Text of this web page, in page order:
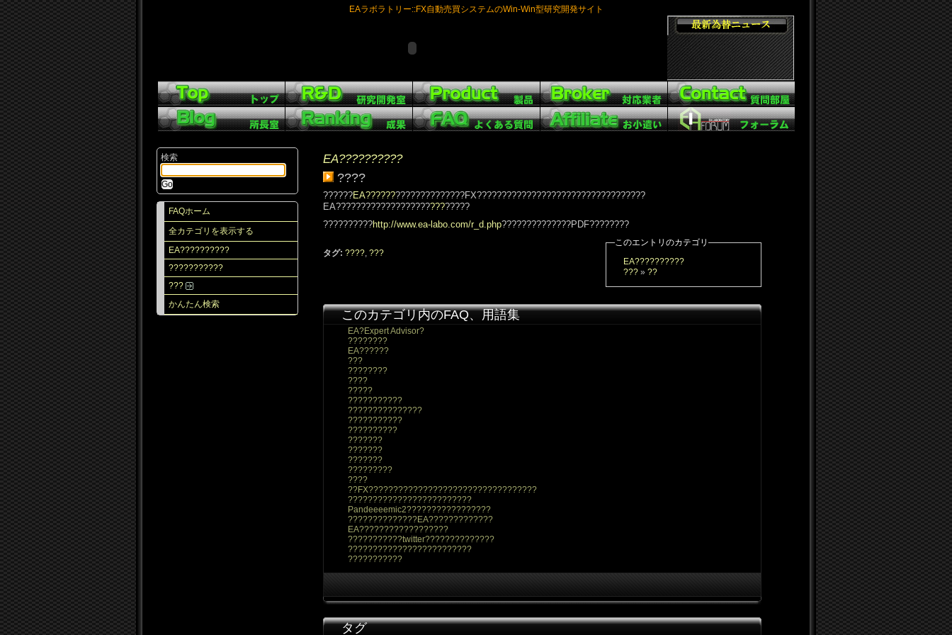
EAラボラトリー::FX自動売買システムのWin-Win型研究開発サイト
検索
FAQホーム
全カテゴリを表示する
EA??????????
???????????
???
かんたん検索
EA??????????
????
??????EA????????????????????FX??????????????????????????????????
EA???????????????????????????
??????????http://www.ea-labo.com/r_d.php??????????????PDF????????
このエントリのカテゴリ
EA??????????
??? »??
タグ: ???? ???
このカテゴリ内のFAQ、用語集
EA?Expert Advisor?
????????
EA??????
???
????????
????
?????
???????????
???????????????
???????????
??????????
???????
???????
???????
?????????
????
??FX??????????????????????????????????
?????????????????????????
Pandeeeemic2?????????????????
??????????????EA?????????????
EA??????????????????
???????????twitter??????????????
?????????????????????????
???????????
タグ